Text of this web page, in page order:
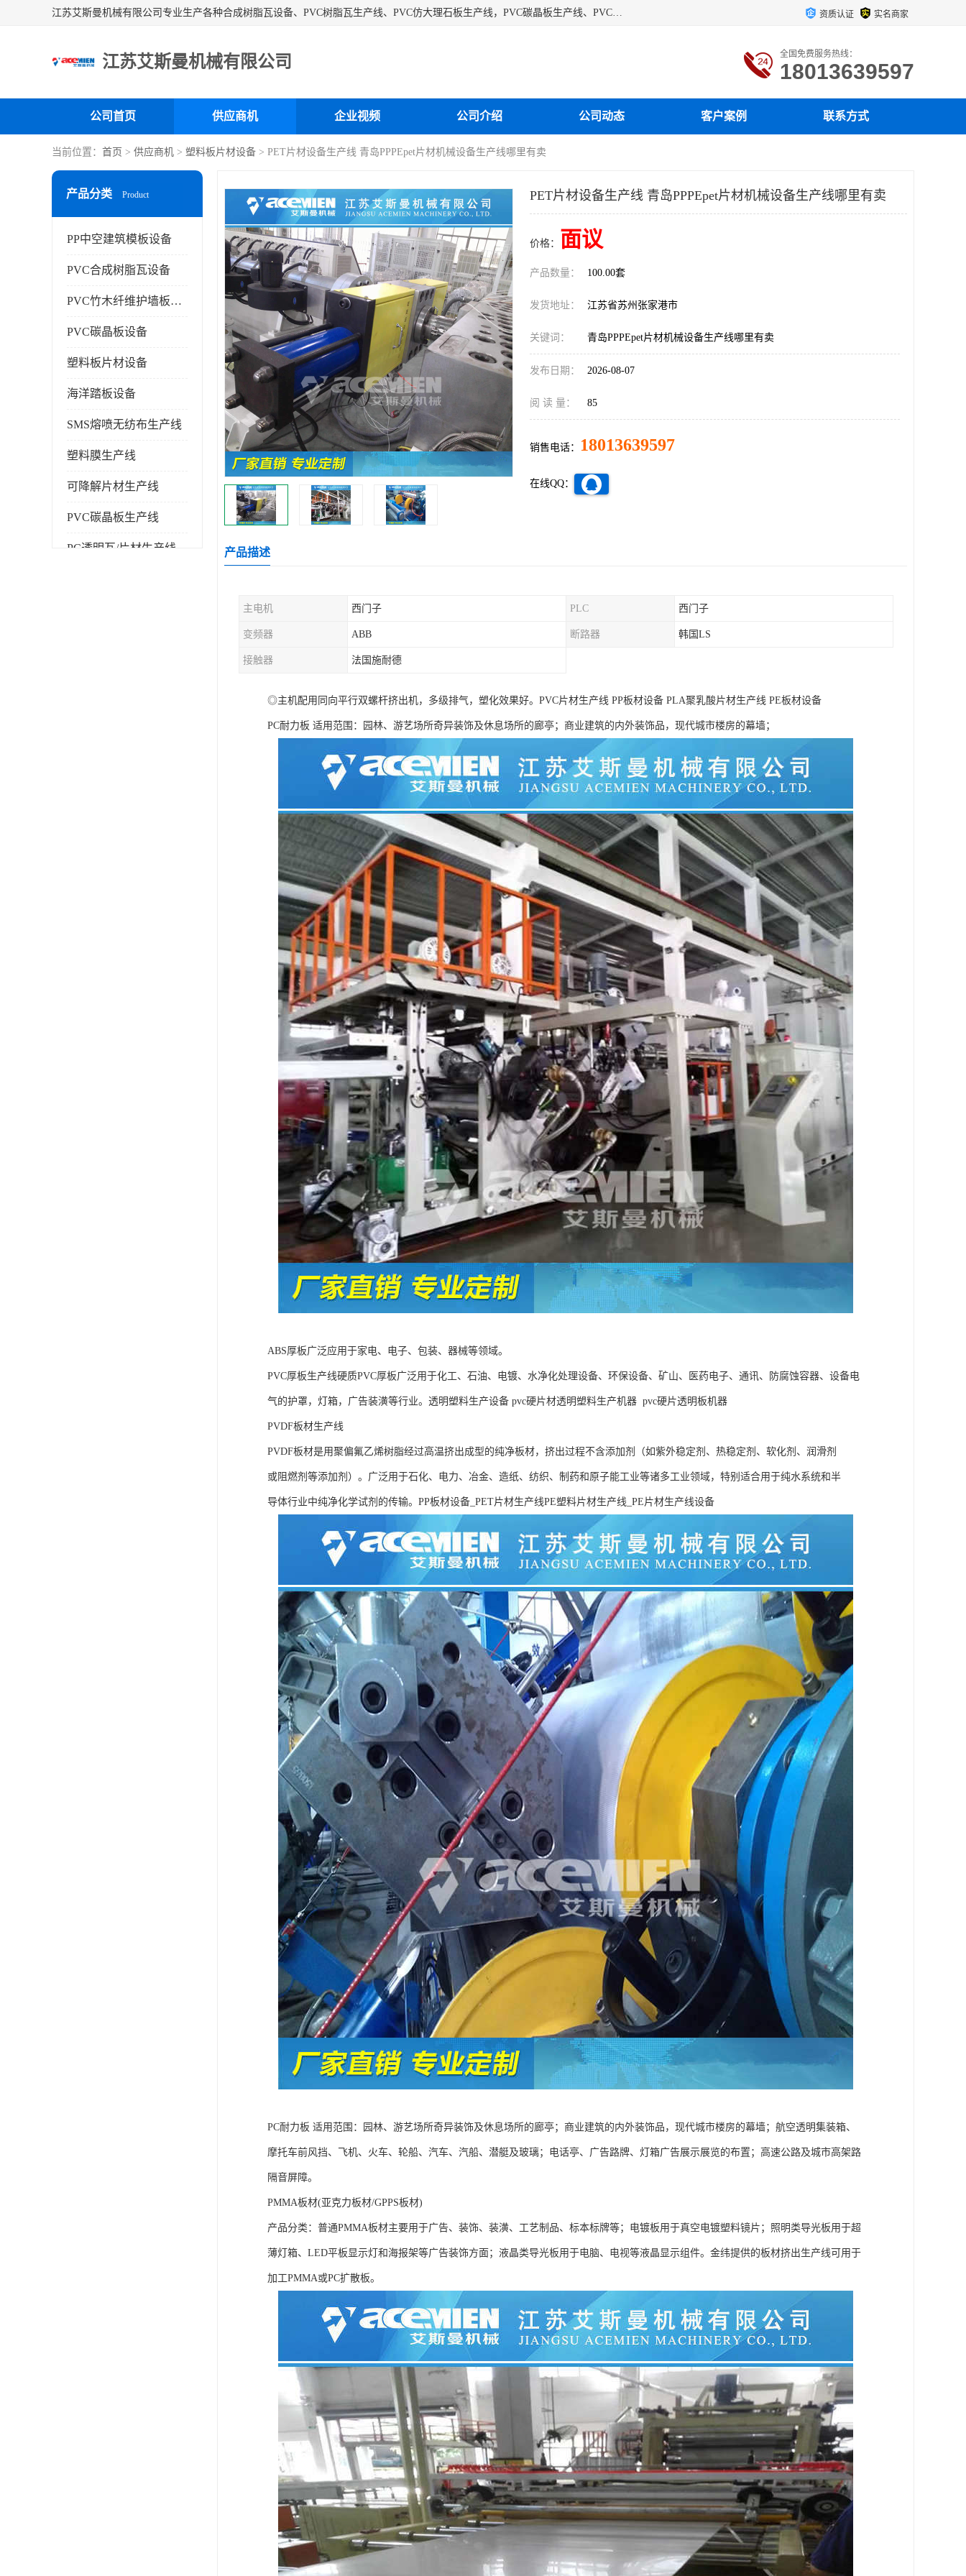
江苏艾斯曼机械有限公司专业生产各种合成树脂瓦设备、PVC树脂瓦生产线、PVC仿大理石板生产线，PVC碳晶板生产线、PVC护墙板生产线，PVC格栅板生产线、PVC扣板生产线、塑料建筑模板生产线。操作方便，性能稳定，价格合理，质量保障。 资质认证 实名商家
江苏艾斯曼机械有限公司 全国免费服务热线：
18013639597
公司首页 供应商机 企业视频 公司介绍 公司动态 客户案例 联系方式
当前位置： 首页 > 供应商机 > 塑料板片材设备 > PET片材设备生产线 青岛PPPEpet片材机械设备生产线哪里有卖
产品分类 Product
PP中空建筑模板设备
PVC合成树脂瓦设备
PVC竹木纤维护墙板设备
PVC碳晶板设备
塑料板片材设备
海洋踏板设备
SMS熔喷无纺布生产线
塑料膜生产线
可降解片材生产线
PVC碳晶板生产线
PC透明瓦/片材生产线
PET片材设备生产线 青岛PPPEpet片材机械设备生产线哪里有卖
价格： 面议
产品数量： 100.00套
发货地址： 江苏省苏州张家港市
关键词： 青岛PPPEpet片材机械设备生产线哪里有卖
发布日期： 2026-08-07
阅 读 量： 85
销售电话： 18013639597
在线QQ：
产品描述
主电机 西门子 PLC 西门子
变频器 ABB 断路器 韩国LS
接触器 法国施耐德
◎主机配用同向平行双螺杆挤出机，多级排气，塑化效果好。PVC片材生产线 PP板材设备 PLA聚乳酸片材生产线 PE板材设备
PC耐力板 适用范围：园林、游艺场所奇异装饰及休息场所的廊亭；商业建筑的内外装饰品，现代城市楼房的幕墙；
ABS厚板广泛应用于家电、电子、包装、器械等领域。
PVC厚板生产线硬质PVC厚板广泛用于化工、石油、电镀、水净化处理设备、环保设备、矿山、医药电子、通讯、防腐蚀容器、设备电
气的护罩，灯箱，广告装潢等行业。透明塑料生产设备 pvc硬片材透明塑料生产机器 pvc硬片透明板机器
PVDF板材生产线
PVDF板材是用聚偏氟乙烯树脂经过高温挤出成型的纯净板材，挤出过程不含添加剂（如紫外稳定剂、热稳定剂、软化剂、润滑剂
或阻燃剂等添加剂）。广泛用于石化、电力、冶金、造纸、纺织、制药和原子能工业等诸多工业领域，特别适合用于纯水系统和半
导体行业中纯净化学试剂的传输。PP板材设备_PET片材生产线PE塑料片材生产线_PE片材生产线设备
PC耐力板 适用范围：园林、游艺场所奇异装饰及休息场所的廊亭；商业建筑的内外装饰品，现代城市楼房的幕墙；航空透明集装箱、
摩托车前风挡、飞机、火车、轮船、汽车、汽船、潜艇及玻璃；电话亭、广告路牌、灯箱广告展示展览的布置；高速公路及城市高架路
隔音屏障。
PMMA板材(亚克力板材/GPPS板材)
产品分类：普通PMMA板材主要用于广告、装饰、装潢、工艺制品、标本标牌等；电镀板用于真空电镀塑料镜片；照明类导光板用于超
薄灯箱、LED平板显示灯和海报架等广告装饰方面；液晶类导光板用于电脑、电视等液晶显示组件。金纬提供的板材挤出生产线可用于
加工PMMA或PC扩散板。